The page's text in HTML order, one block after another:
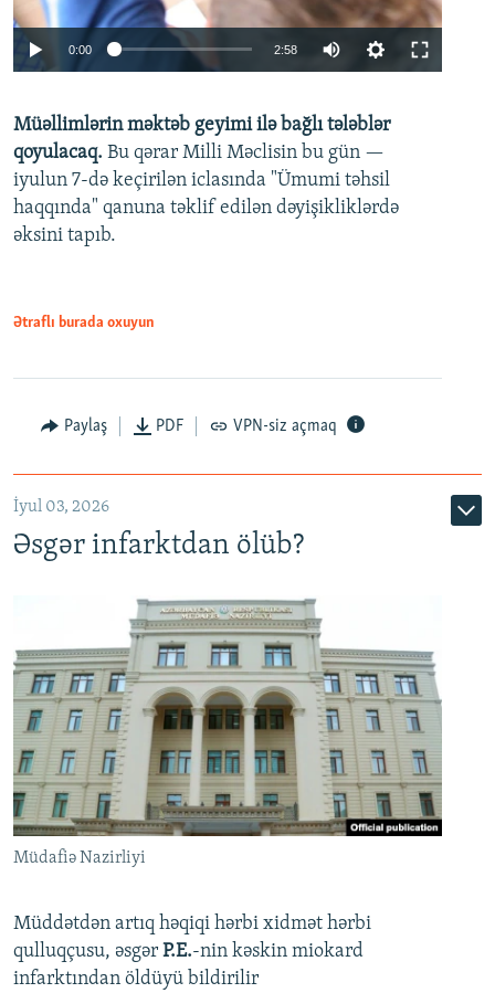
Auto 240p 360p 480p
720p 1080p
0:00 2:58
360p
480p
720p
Müəllimlərin məktəb geyimi ilə bağlı tələblər
qoyulacaq. Bu qərar Milli Məclisin bu gün —
iyulun 7-də keçirilən iclasında "Ümumi təhsil
haqqında" qanuna təklif edilən dəyişikliklərdə
əksini tapıb.
Ətraflı burada oxuyun
Paylaş PDF VPN-siz açmaq
İyul 03, 2026
Əsgər infarktdan ölüb?
Müdafiə Nazirliyi
Müddətdən artıq həqiqi hərbi xidmət hərbi
qulluqçusu, əsgər P.E.-nin kəskin miokard
infarktından öldüyü bildirilir